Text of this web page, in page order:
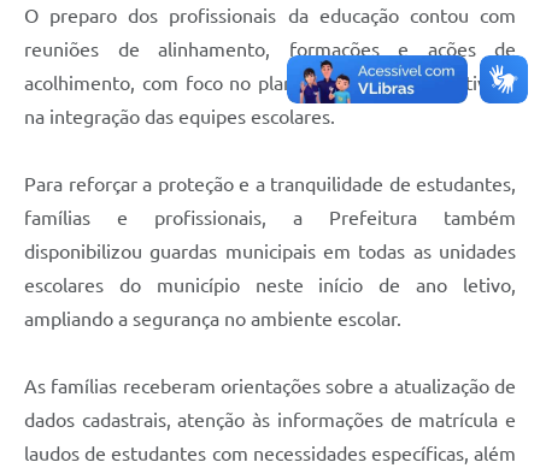
O preparo dos profissionais da educação contou com
reuniões de alinhamento, formações e ações de
acolhimento, com foco no planejamento do ano letivo e
na integração das equipes escolares.
Para reforçar a proteção e a tranquilidade de estudantes,
famílias e profissionais, a Prefeitura também
disponibilizou guardas municipais em todas as unidades
escolares do município neste início de ano letivo,
ampliando a segurança no ambiente escolar.
As famílias receberam orientações sobre a atualização de
dados cadastrais, atenção às informações de matrícula e
laudos de estudantes com necessidades específicas, além